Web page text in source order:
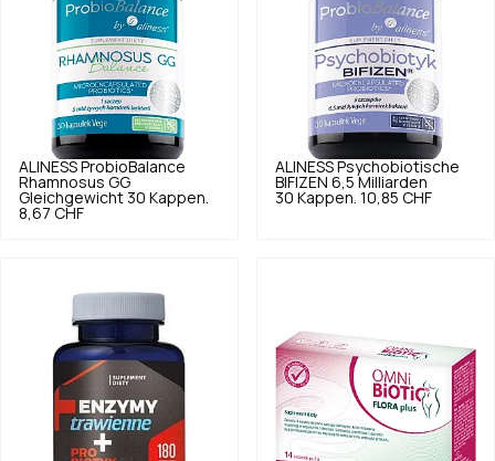
ALINESS ProbioBalance
Rhamnosus GG
Gleichgewicht 30 Kappen.
8,67 CHF
ALINESS Psychobiotische
BIFIZEN 6,5 Milliarden
30 Kappen. 10,85 CHF